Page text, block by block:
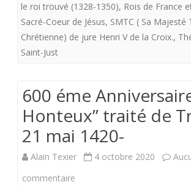
le roi trouvé (1328-1350), Rois de France
Sacré-Coeur de Jésus, SMTC ( Sa Majesté
Chrétienne) de jure Henri V de la Croix.,
Saint-Just
600 éme
Honteux” traité de
21 mai 1420-
Alain Texier 4 octobre 2020
commentaire